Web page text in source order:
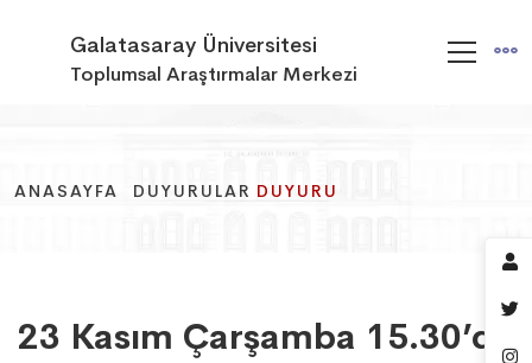
Galatasaray Üniversitesi
Toplumsal Araştırmalar Merkezi
ANASAYFA DUYURULAR DUYURU
ANASAYFA DUYURULAR DUYURU
ANASAYFA DUYURULAR DUYURU
23 Kasım Çarşamba 15.30’da